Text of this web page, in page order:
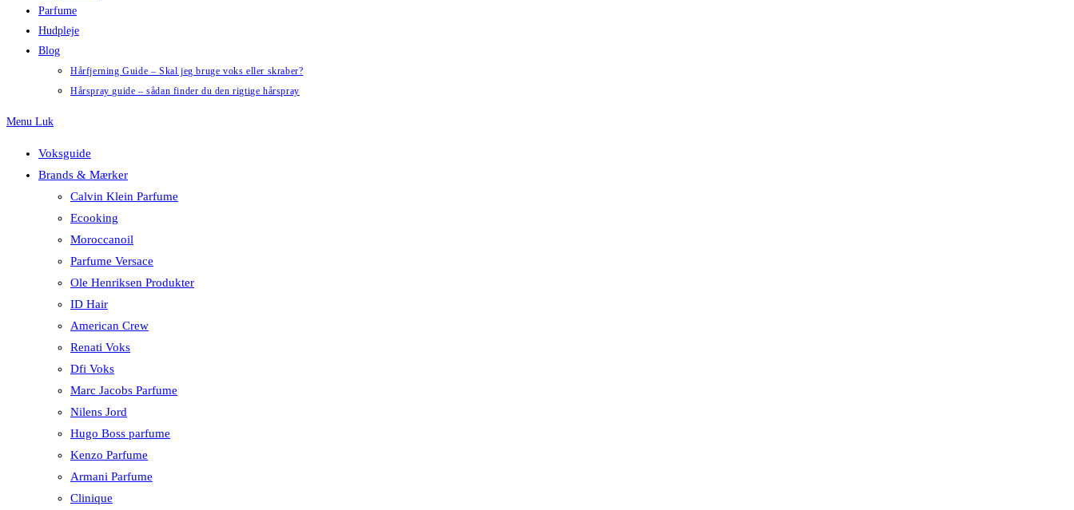
Parfume
Hudpleje
Blog
Hårfjerning Guide – Skal jeg bruge voks eller skraber?
Hårspray guide – sådan finder du den rigtige hårspray
Menu Luk
Voksguide
Brands & Mærker
Calvin Klein Parfume
Ecooking
Moroccanoil
Parfume Versace
Ole Henriksen Produkter
ID Hair
American Crew
Renati Voks
Dfi Voks
Marc Jacobs Parfume
Nilens Jord
Hugo Boss parfume
Kenzo Parfume
Armani Parfume
Clinique